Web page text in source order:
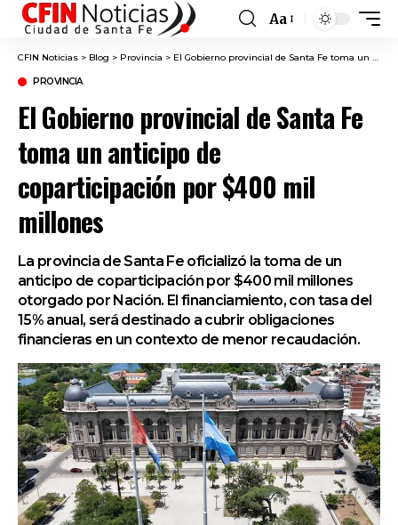
Font
Resizer
Aa
CFIN Noticias > Blog > Provincia > El Gobierno provincial de Santa Fe toma un anticipo de coparticipación por $400 mil millones
PROVINCIA
El Gobierno provincial de Santa Fe
toma un anticipo de
coparticipación por $400 mil
millones
La provincia de Santa Fe oficializó la toma de un
anticipo de coparticipación por $400 mil millones
otorgado por Nación. El financiamiento, con tasa del
15% anual, será destinado a cubrir obligaciones
financieras en un contexto de menor recaudación.